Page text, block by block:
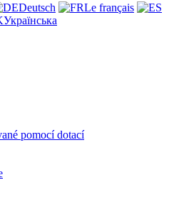
Deutsch
Le français
Українська
pomocí dotací